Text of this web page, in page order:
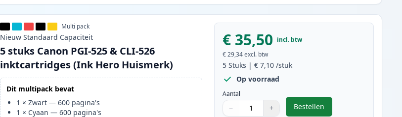
Multi pack
Nieuw Standaard Capaciteit
5 stuks Canon PGI-525 & CLI-526
inktcartridges (Ink Hero Huismerk)
Dit multipack bevat
1 ×Zwart —600 pagina's
1 × Cyaan —600 pagina's
€ 35,50 incl. btw
€ 29,34 excl. btw
5 Stuks |€ 7,10 /stuk
Op voorraad
Aantal
Aantal
Gebruik de knoppen om aan te passen
− +
Aantal 1
Bestellen
,5 stuks Canon PGI-525 &